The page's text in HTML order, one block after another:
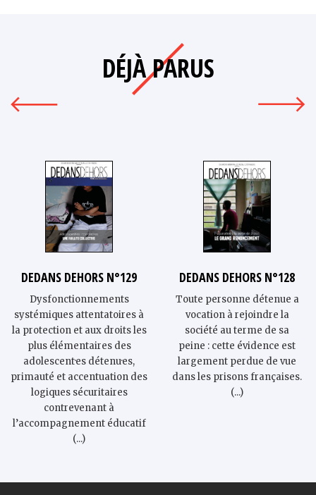
DÉJÀ PARUS
DEDANS DEHORS N°129
Dysfonctionnements
systémiques attentatoires à
la protection et aux droits les
plus élémentaires des
adolescent·es détenu·es,
primauté et accentuation des
logiques sécuritaires
contrevenant à
l’accompagnement éducatif
(...)
DEDANS DEHORS N°128
Toute personne détenue a
vocation à rejoindre la
société au terme de sa
peine : cette évidence est
largement perdue de vue
dans les prisons françaises.
(...)